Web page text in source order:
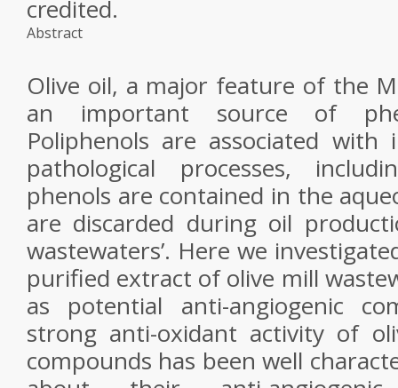
credited.
Abstract
Olive oil, a major feature of the
an important source of
Poliphenols are associated
pathological processes,
phenols are contained in the
are discarded during oil
wastewaters’. Here we
purified extract of olive mill
as potential anti-angiogenic
strong anti-oxidant activity of
compounds has been well